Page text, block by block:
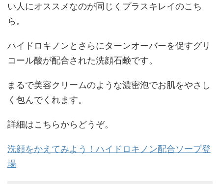
い人にオススメなのが同じくプラスキレイのこち
ら。
ハイドロキノンとさらにターンオーバーを促すグリ
コール酸が配合された洗顔石鹸です。
まるで美容クリームのような濃密泡でお肌をやさし
く包んでくれます。
詳細はこちらからどうぞ。
洗顔をかえてみよう！ハイドロキノン配合ソープ登
場